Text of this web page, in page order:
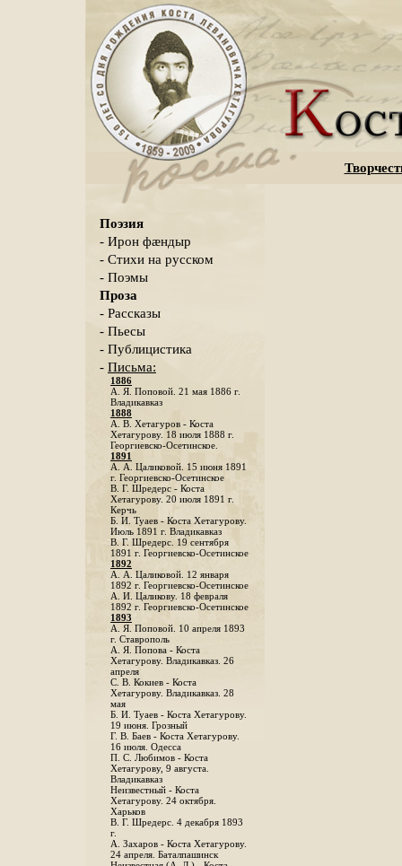
Поэзия
- Ирон фæндыр
- Стихи на русском
- Поэмы
Проза
- Рассказы
- Пьесы
- Публицистика
- Письма:
1886
А. Я. Поповой. 21 мая 1886 г.
Владикавказ
1888
A. В. Хетагуров - Коста
Хетагурову. 18 июля 1888 г.
Георгиевско-Осетинское.
1891
А. А. Цаликовой. 15 июня 1891
г. Георгиевско-Осетинское
B. Г. Шредерс - Коста
Хетагурову. 20 июля 1891 г.
Керчь
Б. И. Туаев - Коста Хетагурову.
Июль 1891 г. Владикавказ
В. Г. Шредерс. 19 сентября
1891 г. Георгиевско-Осетинское
1892
А. А. Цаликовой. 12 января
1892 г. Георгиевско-Осетинское
А. И. Цаликову. 18 февраля
1892 г. Георгиевско-Осетинское
1893
А. Я. Поповой. 10 апреля 1893
г. Ставрополь
A. Я. Попова - Коста
Хетагурову. Владикавказ. 26
апреля
С. В. Кокиев - Коста
Хетагурову. Владикавказ. 28
мая
Б. И. Туаев - Коста Хетагурову.
19 июня. Грозный
Г. В. Баев - Коста Хетагурову.
16 июля. Одесса
П. С. Любимов - Коста
Хетагурову, 9 августа.
Владикавказ
Неизвестный - Коста
Хетагурову. 24 октября.
Харьков
B. Г. Шредерс. 4 декабря 1893
г.
А. Захаров - Коста Хетагурову.
24 апреля. Баталпашинск